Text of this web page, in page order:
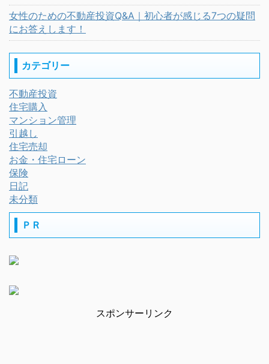
女性のための不動産投資Q&A｜初心者が感じる7つの疑問
にお答えします！
カテゴリー
不動産投資
住宅購入
マンション管理
引越し
住宅売却
お金・住宅ローン
保険
日記
未分類
ＰＲ
スポンサーリンク